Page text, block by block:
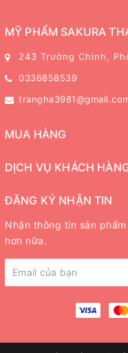
MỸ PHẨM SAKURA
243 Trường Chinh,
0336858539
MUA HÀNG
DỊCH VỤ KHÁCH
ĐĂNG KÝ NHẬN TIN
Nhận thông tin sản
hơn nữa.